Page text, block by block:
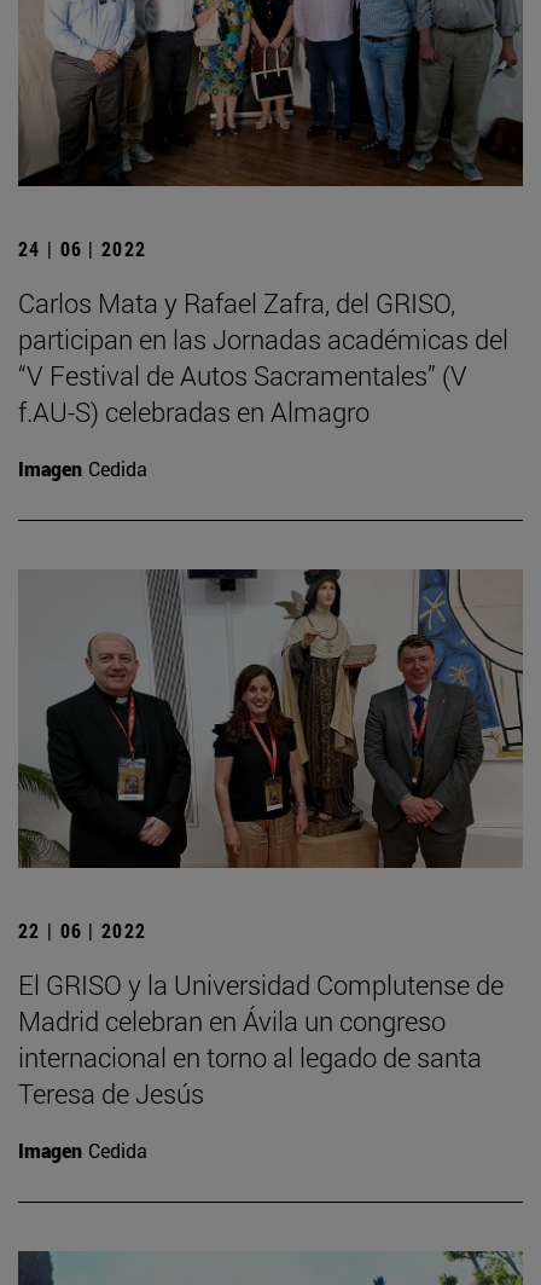
24 | 06 | 2022
Carlos Mata y Rafael Zafra, del GRISO,
participan en las Jornadas académicas del
“V Festival de Autos Sacramentales” (V
f.AU-S) celebradas en Almagro
Imagen Cedida
22 | 06 | 2022
El GRISO y la Universidad Complutense de
Madrid celebran en Ávila un congreso
internacional en torno al legado de santa
Teresa de Jesús
Imagen Cedida